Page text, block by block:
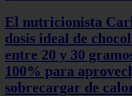
El nutricionista
dosis ideal de
entre 20 y 30
100% para
sobrecargar de